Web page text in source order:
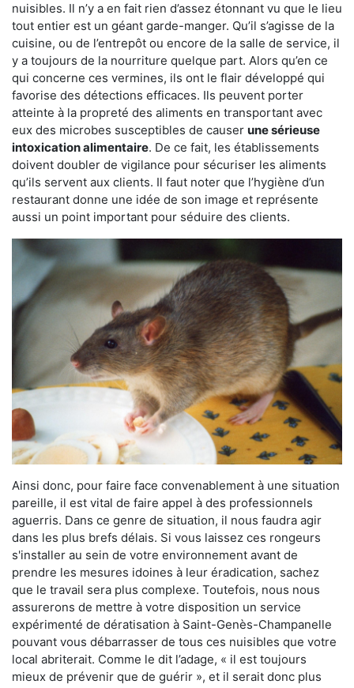
nuisibles. Il n’y a en fait rien d’assez étonnant vu que le lieu
tout entier est un géant garde-manger. Qu’il s’agisse de la
cuisine, ou de l’entrepôt ou encore de la salle de service, il
y a toujours de la nourriture quelque part. Alors qu’en ce
qui concerne ces vermines, ils ont le flair développé qui
favorise des détections efficaces. Ils peuvent porter
atteinte à la propreté des aliments en transportant avec
eux des microbes susceptibles de causer une sérieuse
intoxication alimentaire. De ce fait, les établissements
doivent doubler de vigilance pour sécuriser les aliments
qu’ils servent aux clients. Il faut noter que l’hygiène d’un
restaurant donne une idée de son image et représente
aussi un point important pour séduire des clients.
Ainsi donc, pour faire face convenablement à une situation
pareille, il est vital de faire appel à des professionnels
aguerris. Dans ce genre de situation, il nous faudra agir
dans les plus brefs délais. Si vous laissez ces rongeurs
s'installer au sein de votre environnement avant de
prendre les mesures idoines à leur éradication, sachez
que le travail sera plus complexe. Toutefois, nous nous
assurerons de mettre à votre disposition un service
expérimenté de dératisation à Saint-Genès-Champanelle
pouvant vous débarrasser de tous ces nuisibles que votre
local abriterait. Comme le dit l’adage, « il est toujours
mieux de prévenir que de guérir », et il serait donc plus